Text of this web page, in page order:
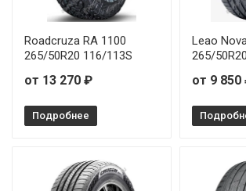
Roadcruza RA 1100
265/50R20 116/113S
от 13 270 ₽
Подробнее
Leao
265/
от 9 850